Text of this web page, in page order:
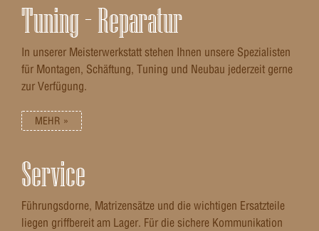
Tuning – Reparatur
In unserer Meisterwerkstatt stehen Ihnen unsere Spezialisten
für Montagen, Schäftung, Tuning und Neubau jederzeit gerne
zur Verfügung.
MEHR »
Service
Führungsdorne, Matrizensätze und die wichtigen Ersatzteile
liegen griffbereit am Lager. Für die sichere Kommunikation